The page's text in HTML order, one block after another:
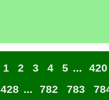
1 2 3 4 5 ...
420
428 ... 782 783